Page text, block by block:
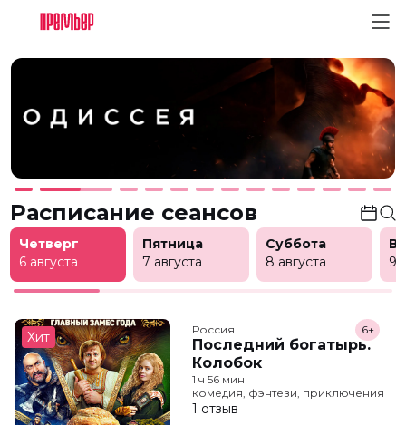
Расписание сеансов
Четверг
6 августа
Пятница
7 августа
Суббота
8 августа
9
Хит Россия
Последний богатырь.
Колобок
6+
1 ч 56 мин
комедия, фэнтези, приключения
1 отзыв